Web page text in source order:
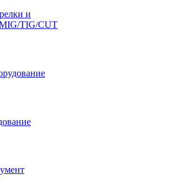
и
TIG/CUT